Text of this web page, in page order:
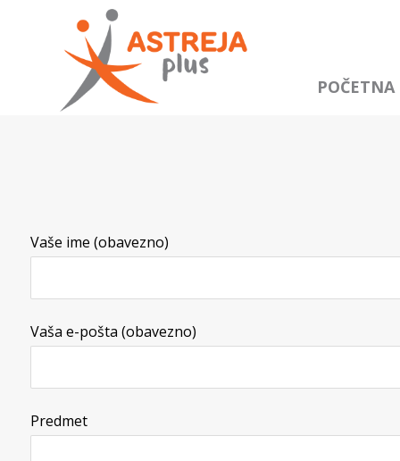
POČETNA
Vaše ime (obavezno)
Vaša e-pošta (obavezno)
Predmet